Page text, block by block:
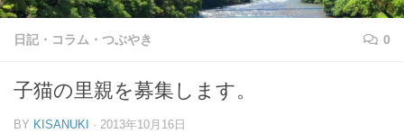
日記・コラム・つぶやき 0
子猫の里親を募集します。
BY KISANUKI · 2013年10月16日